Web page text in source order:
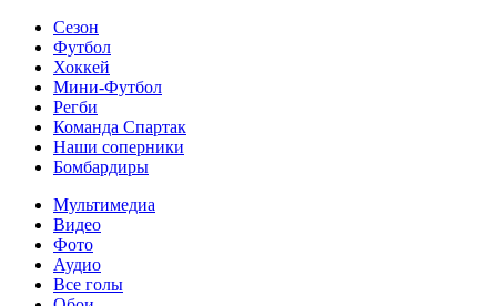
Сезон
Футбол
Хоккей
Мини-Футбол
Регби
Команда Спартак
Наши соперники
Бомбардиры
Мультимедиа
Видео
Фото
Аудио
Все голы